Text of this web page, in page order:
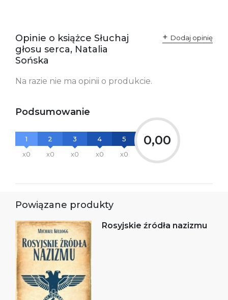
+48 61 623 38 38
Ostrzeżenia oraz
informacje dotyczące
Opinie o książce Słuchaj
głosu serca, Natalia
Sońska
Dodaj opinię
Na razie nie ma opinii o produkcie.
Podsumowanie
1
x0
2
x0
3
x0
4
x0
5
x0
0,00
Powiązane produkty
Rosyjskie źródła nazizmu